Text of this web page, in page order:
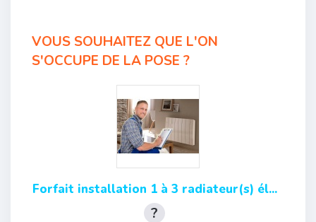
VOUS SOUHAITEZ QUE L'ON
S'OCCUPE DE LA POSE ?
Forfait installation 1 à 3 radiateur(s) él...